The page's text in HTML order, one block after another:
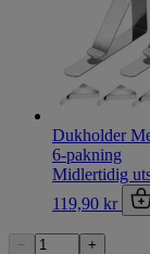
Dukholder
6-pakning
Midlertidig
119,90 kr
−
+